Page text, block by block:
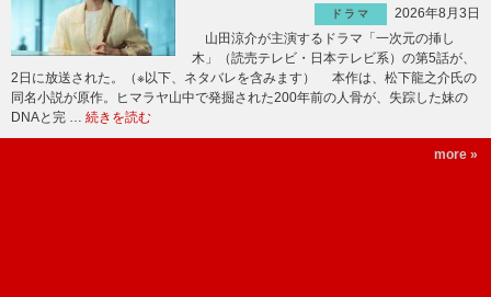
ドラマ
2026年8月3日
山田涼介が主演するドラマ「一次元の挿し
木」（読売テレビ・日本テレビ系）の第5話が、
2日に放送された。（※以下、ネタバレを含みます） 本作は、松下龍之介氏の
同名小説が原作。ヒマラヤ山中で発掘された200年前の人骨が、失踪した妹の
DNAと完 … 続きを読む
more »